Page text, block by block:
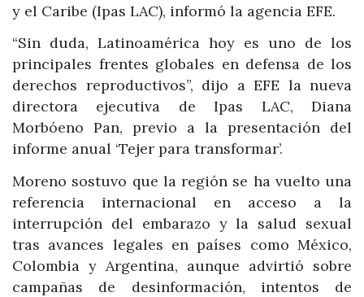
y el Caribe (Ipas LAC), informó la agencia EFE.
“Sin duda, Latinoamérica hoy es uno de los
principales frentes globales en defensa de los
derechos reproductivos”, dijo a EFE la nueva
directora ejecutiva de Ipas LAC, Diana
Morbóeno Pan, previo a la presentación del
informe anual ‘Tejer para transformar’.
Moreno sostuvo que la región se ha vuelto una
referencia internacional en acceso a la
interrupción del embarazo y la salud sexual
tras avances legales en países como México,
Colombia y Argentina, aunque advirtió sobre
campañas de desinformación, intentos de